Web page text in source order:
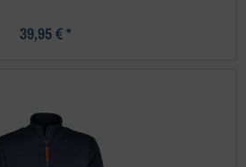
39,95 € *